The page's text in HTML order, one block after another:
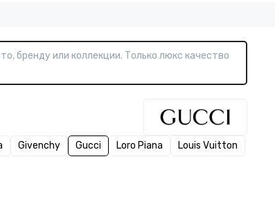
бренду или коллекции. Только люкс качество
Givenchy Gucci Loro Piana
Louis Vuitton